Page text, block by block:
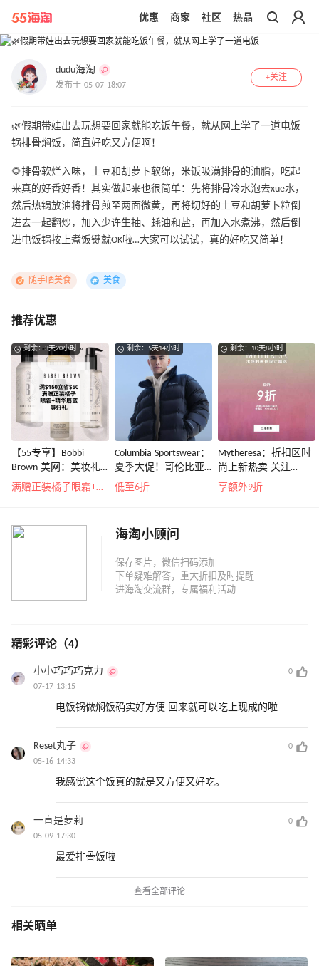
带你去官网买正品
优惠 商家 社区 热品
dudu海淘
发布于 05-07 18:07
+关注
🌿假期带娃出去玩想要回家就能吃饭午餐，就从网上学了一道电饭
锅排骨焖饭，简直好吃又方便啊！
🌻排骨软烂入味，土豆和胡萝卜软绵，米饭吸满排骨的油脂，吃起
来真的好香好香！其实做起来也很简单：先将排骨冷水泡去xue水，
然后热锅放油将排骨煎至两面微黄，再将切好的土豆和胡萝卜粒倒
进去一起翻炒，加入少许生抽、蚝油和盐，再加入水煮沸，然后倒
进电饭锅按上煮饭键就OK啦…大家可以试试，真的好吃又简单！
随手晒美食 美食
推荐优惠
剩余：3天20小时
【55专享】Bobbi
Brown 美网：美妆礼
遇！满$150立省$50
满赠正装橘子眼霜+精华唇蜜等好礼
剩余：5天14小时
Columbia Sportswear：
夏季大促！哥伦比亚
运动热卖
低至6折
剩余：10天8小时
Mytheresa：折扣区时
尚上新热卖 关注
TOTEME、
享额外9折
海淘小顾问
精彩评论（4）
小小巧巧巧克力
0
07-17 13:15
电饭锅做焖饭确实好方便 回来就可以吃上现成的啦
Reset丸子
0
05-16 14:33
我感觉这个饭真的就是又方便又好吃。
一直是萝莉
0
05-09 17:30
最爱排骨饭啦
查看全部评论
相关晒单